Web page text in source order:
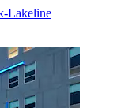
Lakeline